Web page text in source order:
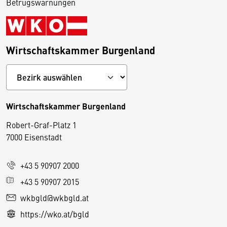
Wirtschaftskammer Burgenland
Wirtschaftskammer Burgenland
Robert-Graf-Platz 1
7000 Eisenstadt
+43 5 90907 2000
+43 5 90907 2015
wkbgld@wkbgld.at
https://wko.at/bgld
D
s
e
S
e